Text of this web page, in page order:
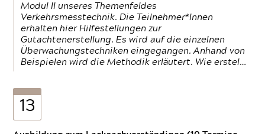
Modul II unseres Themenfeldes
Verkehrsmesstechnik. Die Teilnehmer*Innen
erhalten hier Hilfestellungen zur
Gutachtenerstellung. Es wird auf die einzelnen
Überwachungstechniken eingegangen. Anhand von
Beispielen wird die Methodik erläutert. Wie erstel…
13